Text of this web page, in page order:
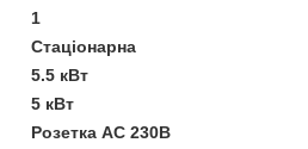
1
Стаціонарна
5.5 кВт
5 кВт
Розетка AC 230В